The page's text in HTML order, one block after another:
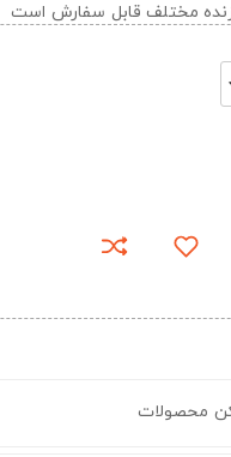
مختلف قابل سفارش است
محصولات